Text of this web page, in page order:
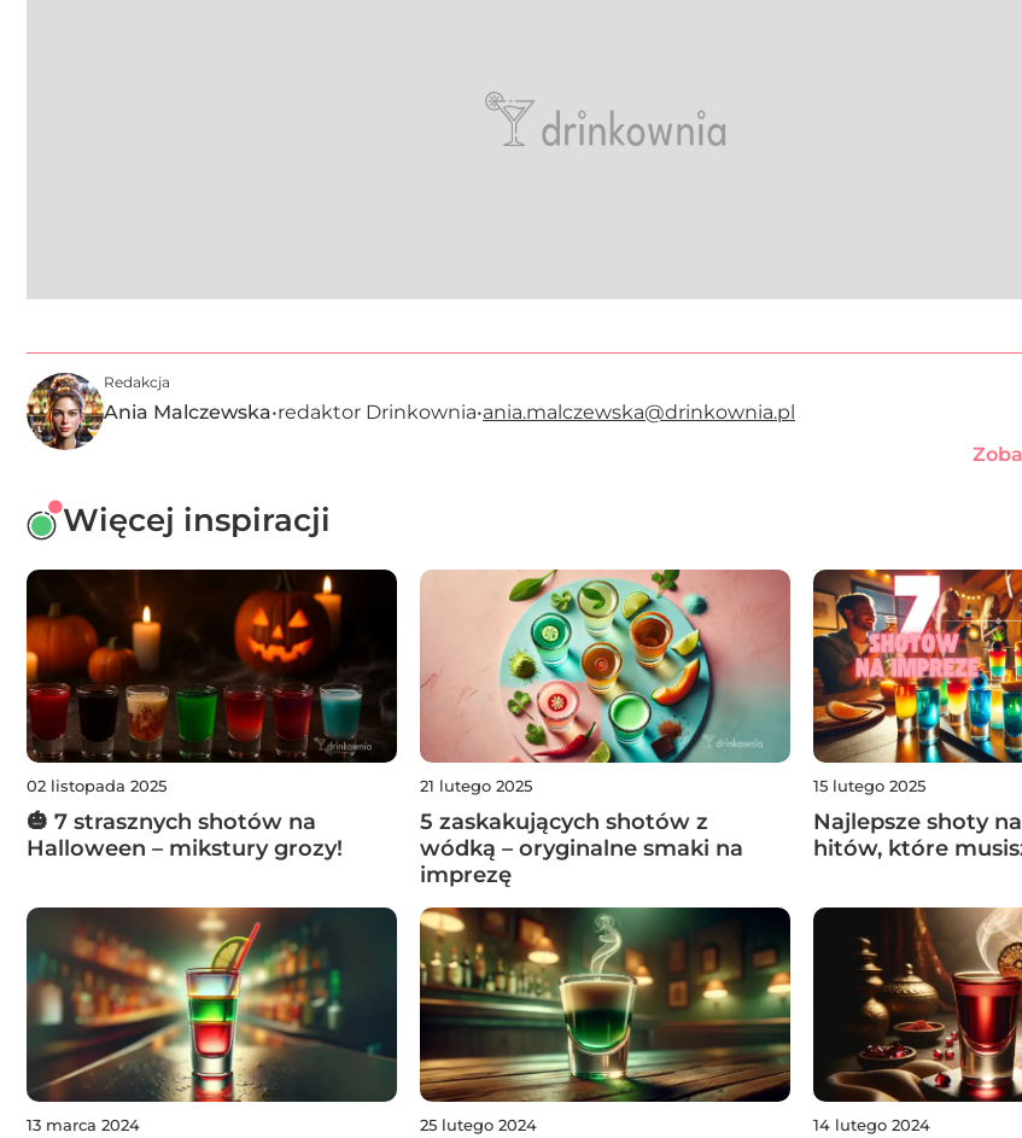
Redakcja
Ania Malczewska•redaktor Drinkownia•ania.malczewska@drinkownia.pl
Więcej inspiracji
02 listopada 2025
🎃 7 strasznych shotów na
Halloween – mikstury grozy!
21 lutego 2025
5 zaskakujących shotów z
wódką – oryginalne smaki na
imprezę
15 lutego 2025
Najlepsze shoty
hitów, które
13 marca 2024 25 lutego 2024 14 lutego 2024